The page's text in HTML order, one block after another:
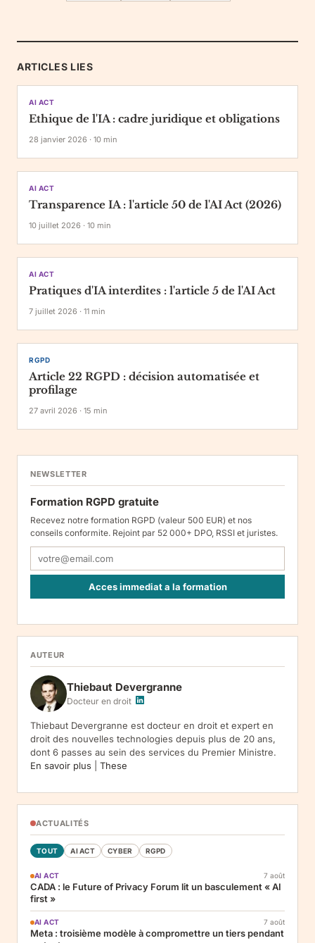
ARTICLES LIES
AI ACT
Ethique de l'IA : cadre juridique et obligations
28 janvier 2026 · 10 min
AI ACT
Transparence IA : l'article 50 de l'AI Act (2026)
10 juillet 2026 · 10 min
AI ACT
Pratiques d'IA interdites : l'article 5 de l'AI Act
7 juillet 2026 · 11 min
RGPD
Article 22 RGPD : décision automatisée et
profilage
27 avril 2026 · 15 min
NEWSLETTER
Formation RGPD gratuite
Recevez notre formation RGPD (valeur 500 EUR) et nos
conseils conformite. Rejoint par 52 000+ DPO, RSSI et juristes.
Acces immediat a la formation
05120, Lituanie. Finalite : inscription a la newsletter et reception
de nos communications. Base legale : consentement (art. 6.1.a
(hebergement), Amazon SES (envoi des emails). Conservation :
jusqu'a desinscription. Droits : acces, rectification, effacement,
limitation, opposition, portabilite -- exercez vos droits via notre
Reclamation :.
AUTEUR
Thiebaut Devergranne
Docteur en droit
Thiebaut Devergranne est docteur en droit et expert en
droit des nouvelles technologies depuis plus de 20 ans,
dont 6 passes au sein des services du Premier Ministre.
En savoir plus
These
ACTUALITÉS
TOUT AI ACT CYBER RGPD
AI ACT 7 août
CADA : le Future of Privacy Forum lit un basculement « AI
first »
AI ACT 7 août
Meta : troisième modèle à compromettre un tiers pendant